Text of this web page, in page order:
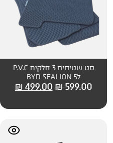
סט שטיחים 3 חלקים P.V.C
499.00
₪